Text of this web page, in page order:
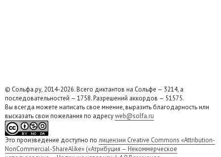
© Сольфа.ру, 2014-2026. Всего диктантов на Сольфе — 3214, а
последовательностей — 1758. Разрешений аккордов — 51575.
Вы всегда можете написать свое мнение, выразить благодарность или
высказать свои пожелания по адресуweb@solfa.ru
Это произведение доступно по лицензии Creative Commons «Attribution-
NonCommercial-ShareAlike» («Атрибуция — Некоммерческое